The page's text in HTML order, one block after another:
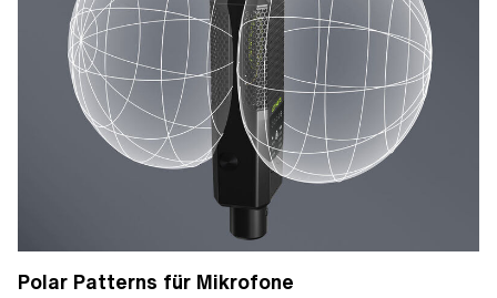
Polar Patterns für Mikrofone